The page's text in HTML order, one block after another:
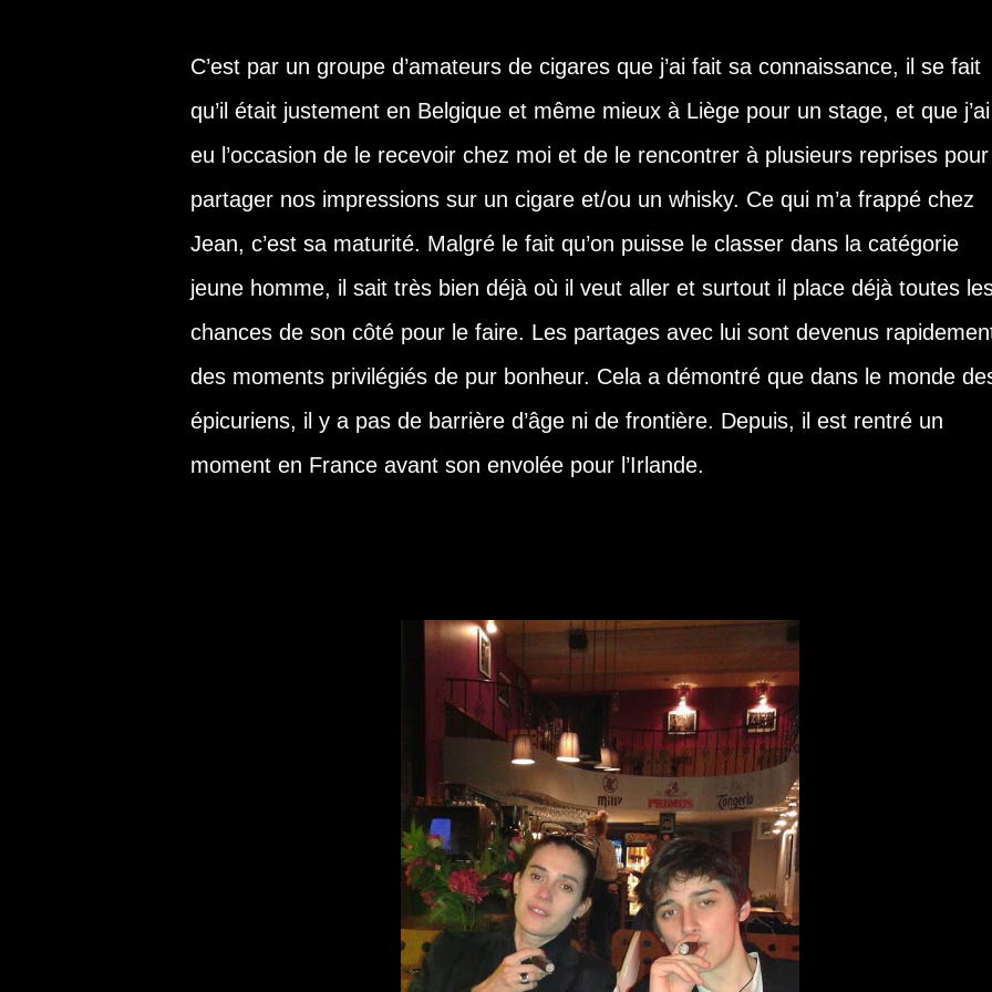
C’est par un groupe d’amateurs de cigares que j’ai fait sa connaissance, il se fait
qu’il était justement en Belgique et même mieux à Liège pour un stage, et que j’ai
eu l’occasion de le recevoir chez moi et de le rencontrer à plusieurs reprises pour
partager nos impressions sur un cigare et/ou un whisky. Ce qui m’a frappé chez
Jean, c’est sa maturité. Malgré le fait qu’on puisse le classer dans la catégorie
jeune homme, il sait très bien déjà où il veut aller et surtout il place déjà toutes
chances de son côté pour le faire. Les partages avec lui sont devenus
des moments privilégiés de pur bonheur. Cela a démontré que dans le monde
épicuriens, il y a pas de barrière d’âge ni de frontière. Depuis, il est rentré un
moment en France avant son envolée pour l’Irlande.